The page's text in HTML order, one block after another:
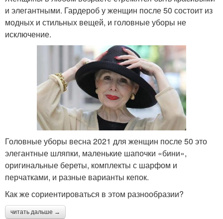
и элегантными. Гардероб у женщин после 50 состоит из
модных и стильных вещей, и головные уборы не
исключение.
Головные уборы весна 2021 для женщин после 50 это
элегантные шляпки, маленькие шапочки «бини»,
оригинальные береты, комплекты с шарфом и
перчатками, и разные варианты кепок.
Как же сориентироваться в этом разнообразии?
читать дальше →